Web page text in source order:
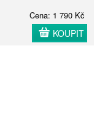
Cena: 1 790 Kč
KOUPIT